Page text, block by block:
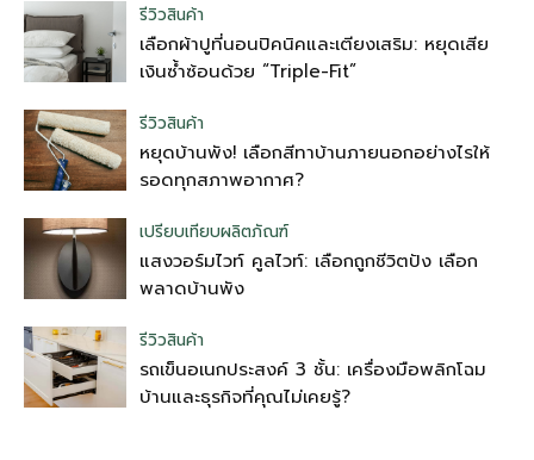
รีวิวสินค้า
เลือกผ้าปูที่นอนปิคนิคและเตียงเสริม: หยุดเสีย
เงินซ้ำซ้อนด้วย “Triple-Fit”
รีวิวสินค้า
หยุดบ้านพัง! เลือกสีทาบ้านภายนอกอย่างไรให้
รอดทุกสภาพอากาศ?
เปรียบเทียบผลิตภัณฑ์
แสงวอร์มไวท์ คูลไวท์: เลือกถูกชีวิตปัง เลือก
พลาดบ้านพัง
รีวิวสินค้า
รถเข็นอเนกประสงค์ 3 ชั้น: เครื่องมือพลิกโฉม
บ้านและธุรกิจที่คุณไม่เคยรู้?